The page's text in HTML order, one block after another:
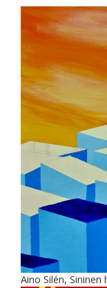
Aino Silén,